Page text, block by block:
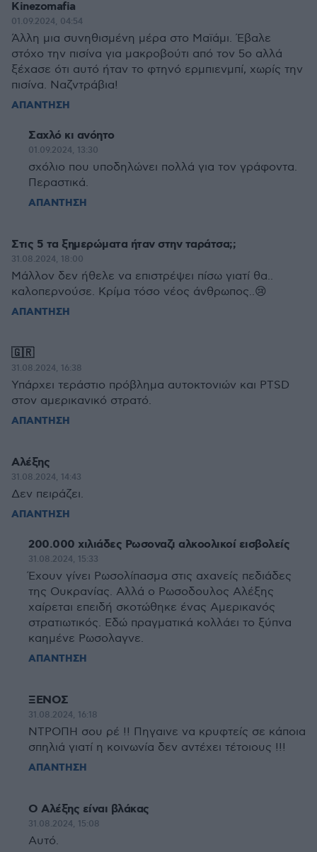
Kinezomafia
01.09.2024, 04:54
Άλλη μια συνηθισμένη μέρα στο Μαϊάμι. Έβαλε
στόχο την πισίνα για μακροβούτι από τον 5ο αλλά
ξέχασε ότι αυτό ήταν το φτηνό ερμπιενμπί, χωρίς την
πισίνα. Ναζντράβια!
ΑΠΑΝΤΗΣΗ
Σαχλό κι ανόητο
01.09.2024, 13:30
σχόλιο που υποδηλώνει πολλά για τον γράφοντα.
Περαστικά.
ΑΠΑΝΤΗΣΗ
Στις 5 τα ξημερώματα ήταν στην ταράτσα;;
31.08.2024, 18:00
Μάλλον δεν ήθελε να επιστρέψει πίσω γιατί θα..
καλοπερνούσε. Κρίμα τόσο νέος άνθρωπος..😢
ΑΠΑΝΤΗΣΗ
🇬🇷
31.08.2024, 16:38
Υπάρχει τεράστιο πρόβλημα αυτοκτονιών και PTSD
στον αμερικανικό στρατό.
ΑΠΑΝΤΗΣΗ
Αλέξης
31.08.2024, 14:43
Δεν πειράζει.
ΑΠΑΝΤΗΣΗ
200.000 χιλιάδες Ρωσοναζι αλκοολικοί εισβολείς
31.08.2024, 15:33
Έχουν γίνει Ρωσολίπασμα στις αχανείς πεδιάδες
της Ουκρανίας. Αλλά ο Ρωσοδουλος Αλέξης
χαίρεται επειδή σκοτώθηκε ένας Αμερικανός
στρατιωτικός. Εδώ πραγματικά κολλάει το ξύπνα
καημένε Ρωσολαγνε.
ΑΠΑΝΤΗΣΗ
ΞΕΝΟΣ
31.08.2024, 16:18
ΝΤΡΟΠΗ σου ρέ !! Πηγαινε να κρυφτείς σε κάποια
σπηλιά γιατί η κοινωνία δεν αντέχει τέτοιους !!!
ΑΠΑΝΤΗΣΗ
Ο Αλέξης είναι βλάκας
31.08.2024, 15:08
Αυτό.